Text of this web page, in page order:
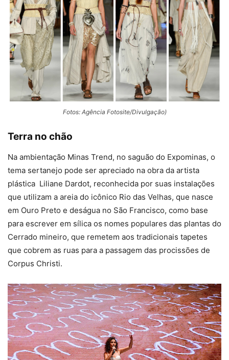
Fotos: Agência Fotosite/Divulgação)
Terra no chão
Na ambientação Minas Trend, no saguão do Expominas, o
tema sertanejo pode ser apreciado na obra da artista
plástica Liliane Dardot, reconhecida por suas instalações
que utilizam a areia do icônico Rio das Velhas, que nasce
em Ouro Preto e deságua no São Francisco, como base
para escrever em sílica os nomes populares das plantas do
Cerrado mineiro, que remetem aos tradicionais tapetes
que cobrem as ruas para a passagem das procissões de
Corpus Christi.